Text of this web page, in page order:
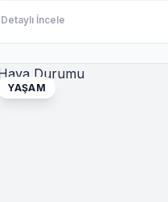
Detaylı İncele
YAŞAM